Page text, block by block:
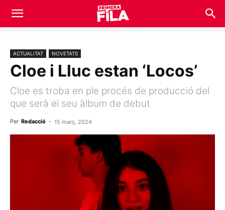
ACTUALITAT NOVETATS
Cloe i Lluc estan ‘Locos’
Cloe es troba en ple procés de producció del
que serà el seu àlbum de debut
Per Redacció - 15 març, 2024